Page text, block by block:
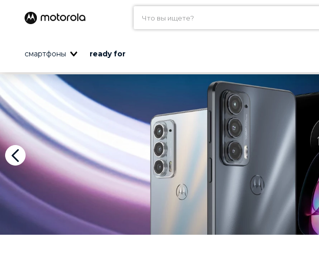
motorola g20
edge 30
g
g30
8. motorola edge 30 pro
9.
смартфоны ready for